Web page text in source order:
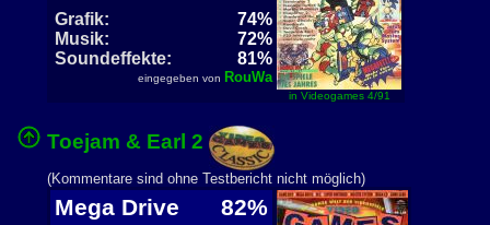
Grafik:
74%
Musik:
72%
Soundeffekte:
81%
eingegeben von RouWa
in Videogames 4/91
Toejam & Earl 2
(Kommentare sind ohne Testbericht nicht möglich)
Mega Drive 82%